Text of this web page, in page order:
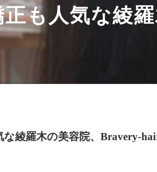
下関市の美容院
正も人気な綾
綾羅木の美容院、Bravery-